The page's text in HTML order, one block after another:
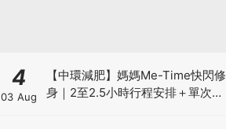
4
03 Aug
【中環減肥】媽媽Me-Time快閃修
身｜2至2.5小時行程安排＋單次收